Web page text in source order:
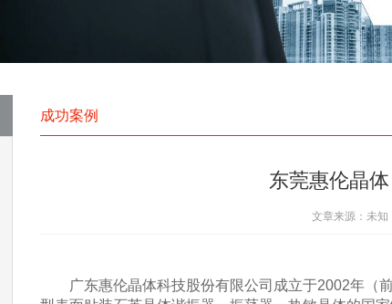
成功案例
东莞惠伦晶
文章来源： 未知
广东惠伦晶体科技股份有限公司成立于2002年（